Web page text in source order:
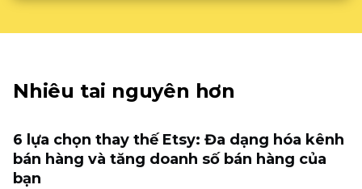
Nhiêu tai nguyên hơn
6 lựa chọn thay thế Etsy: Đa dạng hóa kênh
bán hàng và tăng doanh số bán hàng của
bạn